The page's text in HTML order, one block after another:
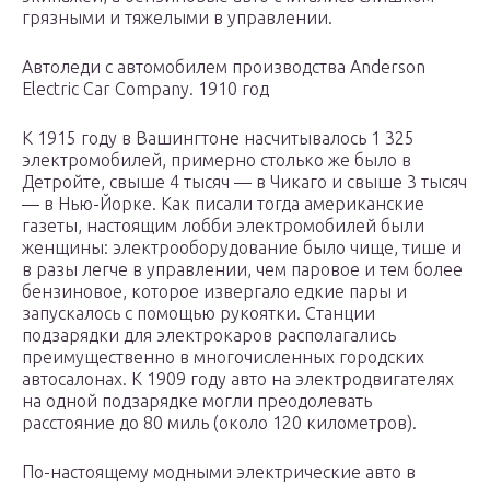
грязными и тяжелыми в управлении.
Автоледи с автомобилем производства Anderson
Electric Car Company. 1910 год
К 1915 году в Вашингтоне насчитывалось 1 325
электромобилей, примерно столько же было в
Детройте, свыше 4 тысяч — в Чикаго и свыше 3 тысяч
— в Нью-Йорке. Как писали тогда американские
газеты, настоящим лобби электромобилей были
женщины: электрооборудование было чище, тише и
в разы легче в управлении, чем паровое и тем более
бензиновое, которое извергало едкие пары и
запускалось с помощью рукоятки. Станции
подзарядки для электрокаров располагались
преимущественно в многочисленных городских
автосалонах. К 1909 году авто на электродвигателях
на одной подзарядке могли преодолевать
расстояние до 80 миль (около 120 километров).
По-настоящему модными электрические авто в